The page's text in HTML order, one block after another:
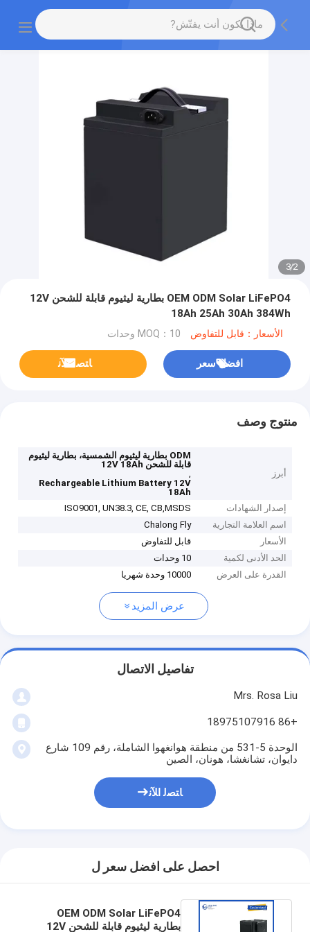
2
/
3
OEM ODM Solar LiFePO4 بطارية ليثيوم قابلة للشحن 12V
18Ah 25Ah 30Ah 384Wh
الأسعار：قابل للتفاوض MOQ：10 وحدات
افضل سعر ﺎﺘﺼﻟ ﺍﻶﻧ
منتوج وصف
أبرز
ODM بطارية ليثيوم الشمسية، بطارية ليثيوم
قابلة للشحن 12V 18Ah
,
Rechargeable Lithium Battery 12V
18Ah
إصدار الشهادات
ISO9001, UN38.3, CE, CB,MSDS
اسم العلامة التجارية
Chalong Fly
الأسعار
قابل للتفاوض
الحد الأدنى لكمية
10 وحدات
القدرة على العرض
10000 وحدة شهريا
عرض المزيد
تفاصيل الاتصال
Mrs. Rosa Liu
+86 18975107916
الوحدة 5-531 من منطقة هوانغهوا الشاملة، رقم 109 شارع
دايوان، تشانغشا، هونان، الصين
ﺎﺘﺼﻟ ﺍﻶﻧ
احصل على افضل سعر ل
OEM ODM Solar LiFePO4
بطارية ليثيوم قابلة للشحن 12V